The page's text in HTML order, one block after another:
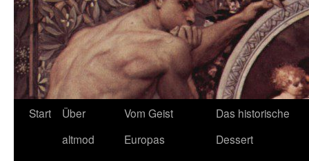
Start
Über
altmod
Vom Geist
Europas
Das historische
Dessert